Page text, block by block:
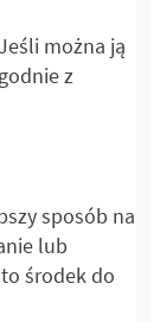
można ją
z
sposób na
lub
środek do